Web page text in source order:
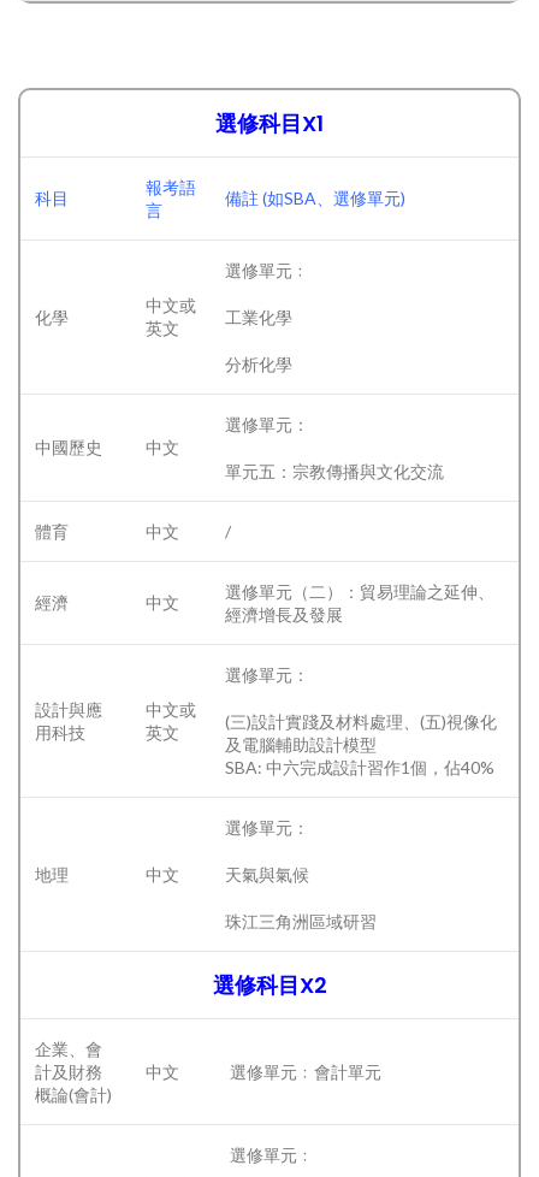
選修科目X1
科目
報考語
言
備註 (如SBA、選修單元)
化學
中文或
英文
選修單元﹕
工業化學
分析化學
中國歷史 中文
選修單元：
單元五：宗教傳播與文化交流
體育 中文 /
經濟 中文
選修單元（二）：貿易理論之延伸、
經濟增長及發展
設計與應
用科技
中文或
英文
選修單元：
(三)設計實踐及材料處理、(五)視像化
及電腦輔助設計模型
SBA: 中六完成設計習作1個，佔40%
地理 中文
選修單元：
天氣與氣候
珠江三角洲區域研習
選修科目X2
企業、會
計及財務
概論(會計)
中文 選修單元﹕會計單元
選修單元﹕